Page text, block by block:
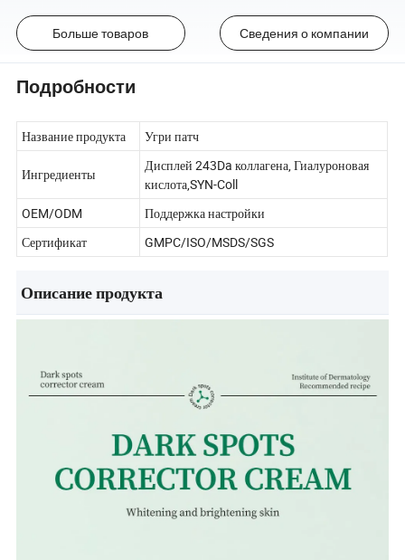
Больше товаров Сведения о компании
Подробности
Название продукта Угри патч
Ингредиенты
Дисплей 243Da коллагена, Гиалуроновая
кислота,SYN-Coll
OEM/ODM
Поддержка настройки
Сертификат
GMPC/ISO/MSDS/SGS
Описание продукта